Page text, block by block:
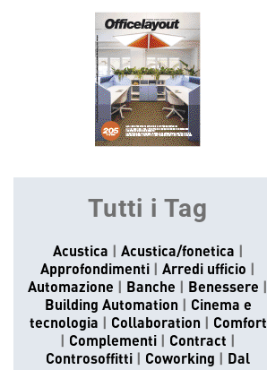
Tutti i Tag
Acustica
Acustica/fonetica
Approfondimenti
Arredi ufficio
Automazione
Banche
Benessere
Building Automation
Cinema e
tecnologia
Collaboration
Comfort
Complementi
Contract
Controsoffitti
Coworking
Dal